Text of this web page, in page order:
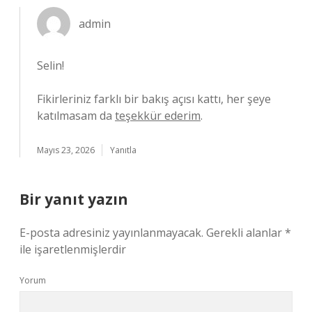
admin
Selin!
Fikirleriniz farklı bir bakış açısı kattı, her şeye
katılmasam da teşekkür ederim.
Mayıs 23, 2026 Yanıtla
Bir yanıt yazın
E-posta adresiniz yayınlanmayacak. Gerekli alanlar*
ile işaretlenmişlerdir
Yorum